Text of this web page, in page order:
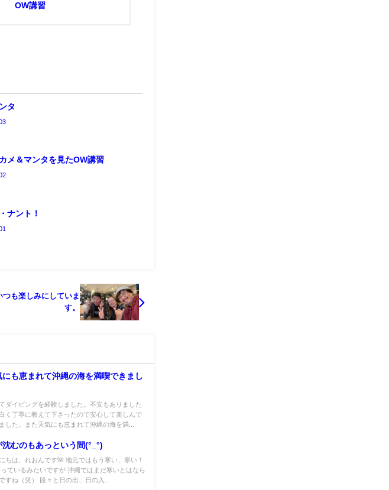
OW講習
タ
メ＆マンタを見たOW講習
ナント！
も楽しみにしていま
す。
にも恵まれて沖縄の海を満喫できまし
ダイビングを経験しました。不安もありました
く丁寧に教えて下さったので安心して楽しんで
した。また天気にも恵まれて沖縄の海を満...
沈むのもあっという間(°_°)
ちは、れおんです🌺 地元ではもう寒い、寒い！
っているみたいですが 沖縄ではまだ寒いとはなら
すね（笑） 段々と日の出、日の入...